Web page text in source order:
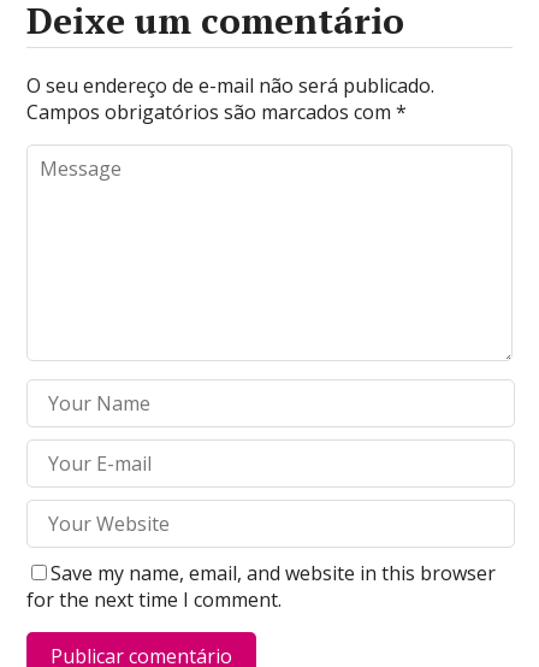
Deixe um comentário
O seu endereço de e-mail não será publicado.
Campos obrigatórios são marcados com*
Save my name, email, and website in this browser
for the next time I comment.